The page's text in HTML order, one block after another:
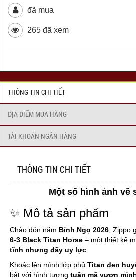
đã mua
265 đã xem
THÔNG TIN CHI TIẾT
ĐỊA ĐIỂM MUA HÀNG
TÀI KHOẢN NGÂN HÀNG
THÔNG TIN CHI TIẾT
Một số hình ảnh về
✨ Mô tả sản phẩm
Chào đón năm Bính Ngọ 2026, Zippo
6-3 Black Titan Horse – một thiết kế
tĩnh nhưng đầy uy lực.
Khoác lên mình lớp phủ Titan đen
bật với hình tượng tuấn mã vươn mình